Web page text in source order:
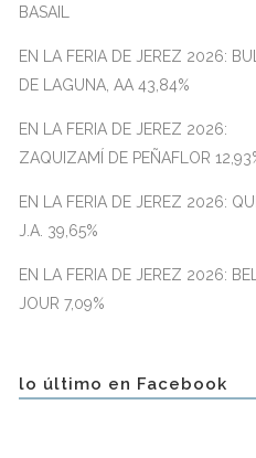
BASAIL
EN LA FERIA DE JEREZ 2026:
DE LAGUNA, AA 43,84%
EN LA FERIA DE JEREZ 2026:
ZAQUIZAMÍ DE PEÑAFLOR
EN LA FERIA DE JEREZ 2026:
J.A. 39,65%
EN LA FERIA DE JEREZ 2026:
JOUR 7,09%
lo último en Facebook